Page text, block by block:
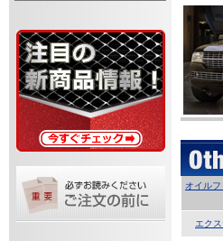
オイル
エク